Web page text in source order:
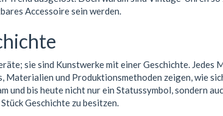
Accessoire sein werden.
sie sind Kunstwerke mit einer Geschichte.
und Produktionsmethoden zeigen, wie
und bis heute nicht nur ein Statussymbol, sondern
Geschichte zu besitzen.